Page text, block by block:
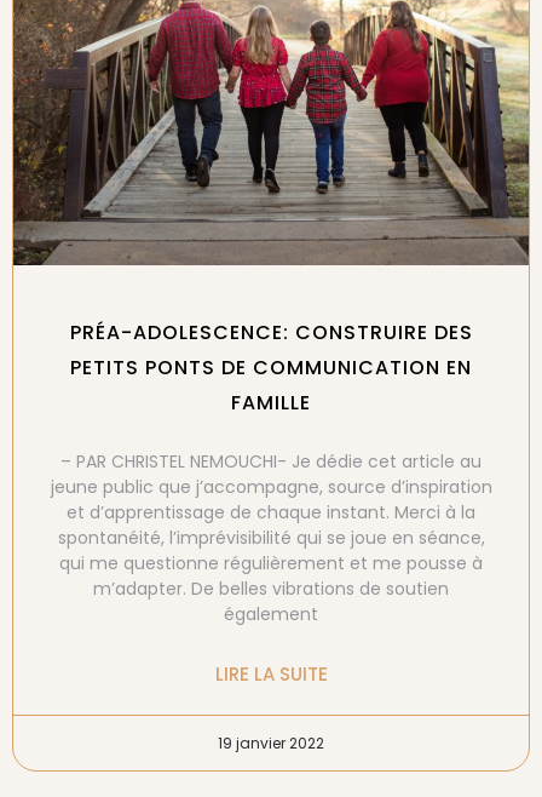
PRÉA-ADOLESCENCE: CONSTRUIRE DES
PETITS PONTS DE COMMUNICATION EN
FAMILLE
– PAR CHRISTEL NEMOUCHI- Je dédie cet article au
jeune public que j’accompagne, source d’inspiration
et d’apprentissage de chaque instant. Merci à la
spontanéité, l’imprévisibilité qui se joue en séance,
qui me questionne régulièrement et me pousse à
m’adapter. De belles vibrations de soutien
également
LIRE LA SUITE
19 janvier 2022